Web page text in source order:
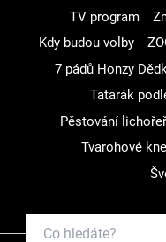
TV program
Kdy budou volby
7 pádů Honzy
Tatarák
Pěstování
Tvarohové